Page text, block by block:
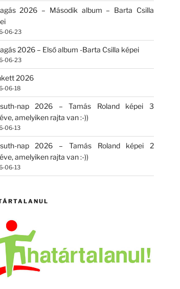
2026 – Második album – Barta Csilla
06-23
2026 – Első album -Barta Csilla képei
06-23
2026
06-18
nap 2026 – Tamás Roland képei 3
amelyiken rajta van :-))
06-13
nap 2026 – Tamás Roland képei 2
amelyiken rajta van :-))
06-13